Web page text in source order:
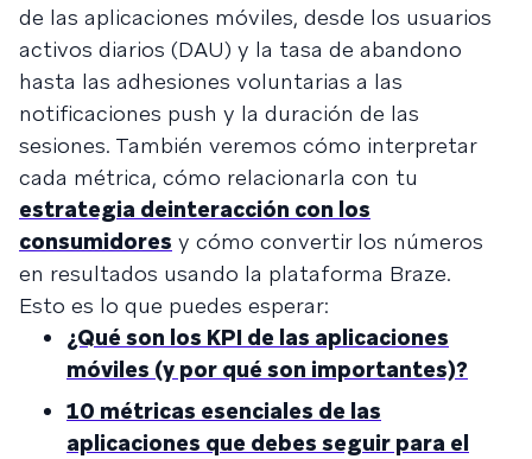
de las aplicaciones móviles, desde los usuarios
activos diarios (DAU) y la tasa de abandono
hasta las adhesiones voluntarias a las
notificaciones push y la duración de las
sesiones. También veremos cómo interpretar
cada métrica, cómo relacionarla con tu
estrategia deinteracción con los
consumidores y cómo convertir los números
en resultados usando la plataforma Braze.
Esto es lo que puedes esperar:
¿Qué son los KPI de las aplicaciones
móviles (y por qué son importantes)?
10 métricas esenciales de las
aplicaciones que debes seguir para el